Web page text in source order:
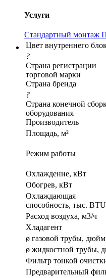
Услуги
Стандартный монтаж
Цвет внутреннего
?
Страна регистрации
торговой марки
Страна бренда
?
Страна конечной
оборудования
Производитель
Площадь, м²
Режим работы
Охлаждение, кВт
Обогрев, кВт
Охлаждающая
способность, тыс. BTU
Расход воздуха, м3/ч
Хладагент
ø газовой трубы, дюйм
ø жидкостной трубы,
Фильтр тонкой
Предварительный